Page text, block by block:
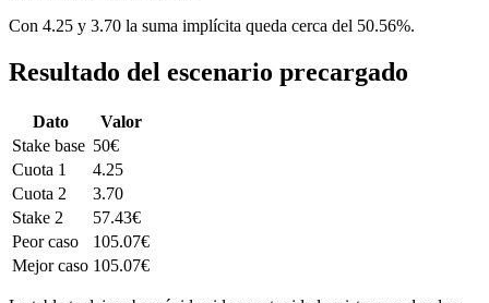
Con 4.25 y 3.70 la suma implícita queda cerca del 50.56%.
Resultado del escenario precargado
Dato
Valor
Stake base 50€
Cuota 1
4.25
Cuota 2
3.70
Stake 2
57.43€
Peor caso
105.07€
Mejor caso 105.07€